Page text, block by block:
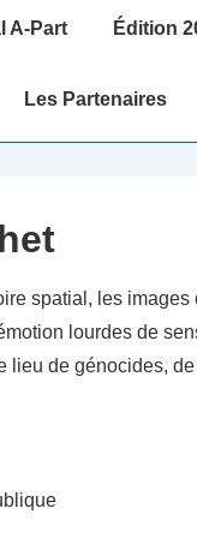
A-Part Édition
Les Partenaires
spatial, les
lourdes de
lieu de génocides,